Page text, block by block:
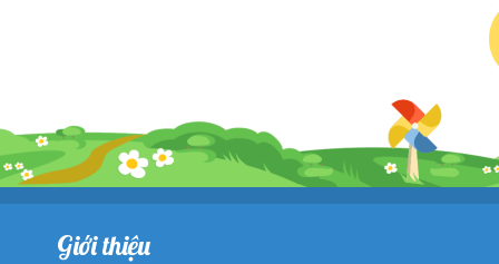
Giới thiệu